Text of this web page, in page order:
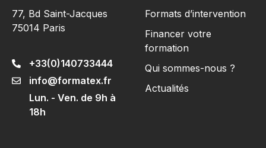
77, Bd Saint-Jacques
75014 Paris
+33(0)140733444
info@formatex.fr
Lun. - Ven. de 9h à
18h
Formats d’intervention
Financer votre
formation
Qui sommes-nous ?
Actualités